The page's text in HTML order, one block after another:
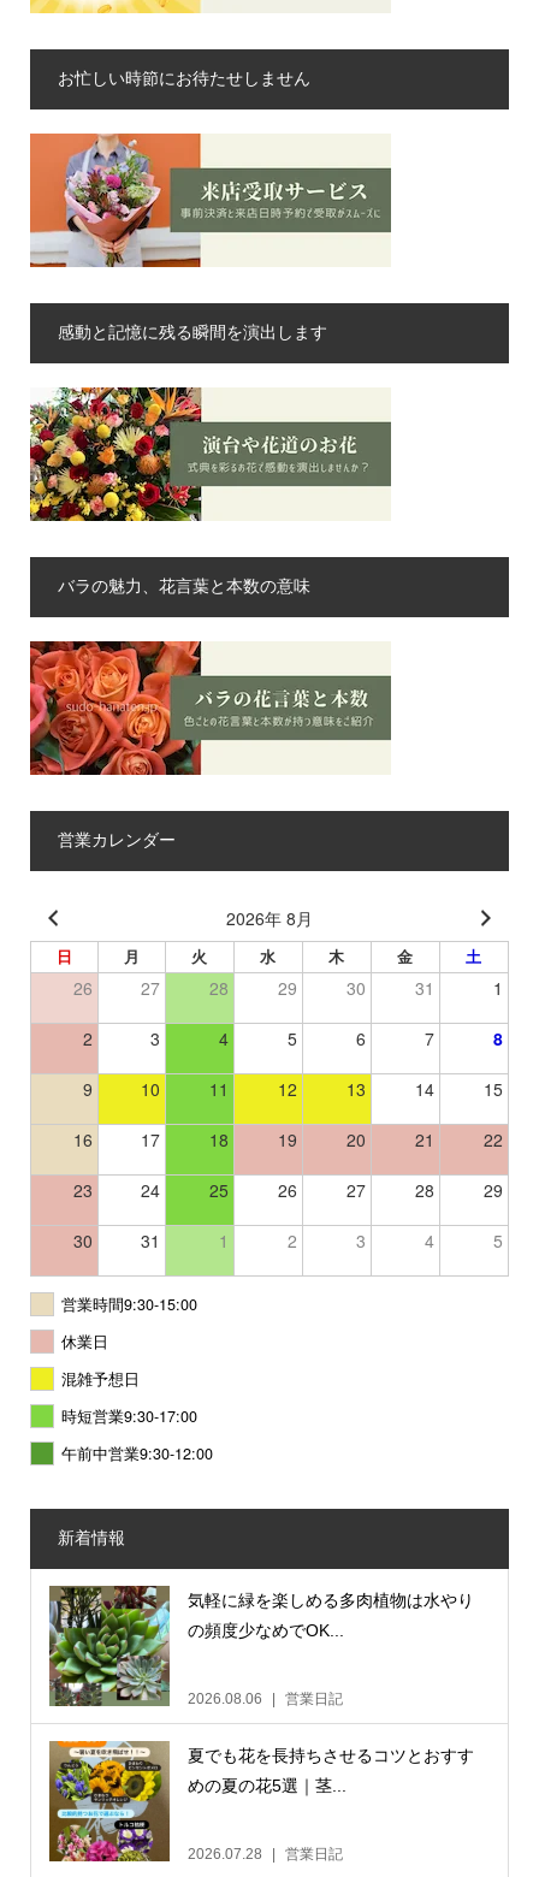
お忙しい時節にお待たせしません
感動と記憶に残る瞬間を演出します
バラの魅力、花言葉と本数の意味
営業カレンダー
2026年 8月
日 月 火 水 木 金 土
26 27 28 29 30 31 1
2 3 4 5 6 7 8
9 10 11 12 13 14 15
16 17 18 19 20 21 22
23 24 25 26 27 28 29
30 31 1 2 3 4 5
営業時間9:30-15:00
休業日
混雑予想日
時短営業9:30-17:00
午前中営業9:30-12:00
新着情報
気軽に緑を楽しめる多肉植物は水やり
の頻度少なめでOK...
2026.08.06 営業日記
夏でも花を長持ちさせるコツとおすす
めの夏の花5選｜茎...
2026.07.28 営業日記